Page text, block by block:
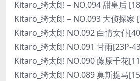
Kitaro_绮太郎 – NO.094 甜皇后
Kitaro_绮太郎 – NO.093 大侦探家
Kitaro_绮太郎 NO.092 白情女仆
Kitaro_绮太郎 NO.091 甘雨[23P-
Kitaro_绮太郎 NO.090 藤原千花
Kitaro_绮太郎 NO.089 莫斯提马